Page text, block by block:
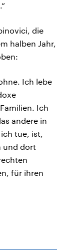
die
halben Jahr,
Ich lebe
Ich
andere in
tue, ist,
und dort
für ihren